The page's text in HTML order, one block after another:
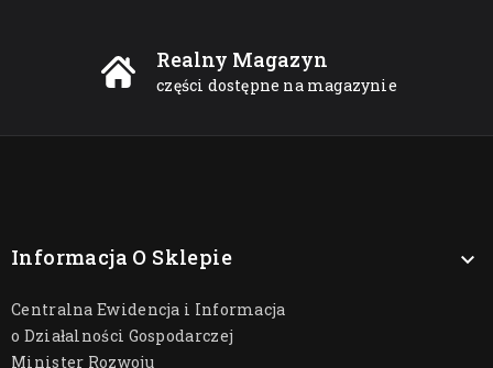
Realny Magazyn
części dostępne na magazynie
Informacja O Sklepie 
Centralna Ewidencja i Informacja
o Działalności Gospodarczej
Minister Rozwoju